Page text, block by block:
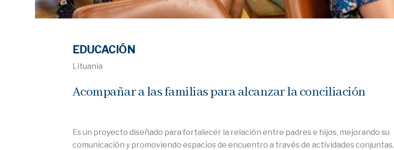
EDUCACIÓN
Lituania
Acompañar a las familias para alcanzar la conciliación
Es un proyecto diseñado para fortalecer la relación entre padres e hijos, mejorando su
comunicación y promoviendo espacios de encuentro a través de actividades conjuntas.